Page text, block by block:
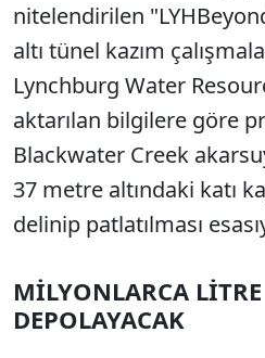
nitelendirilen
altı tünel kazım
Lynchburg Water
aktarılan bilgilere göre
Blackwater Creek
37 metre altındaki katı
delinip patlatılması
MİLYONLARCA
DEPOLAYACAK